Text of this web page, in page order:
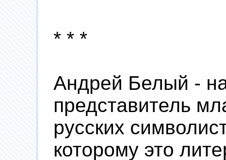
* * *
Андрей Белый -
представитель
русских
которому это